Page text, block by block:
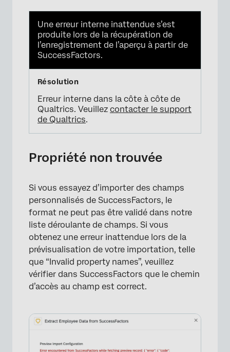
Une erreur interne inattendue s’est
produite lors de la récupération de
l’enregistrement de l’aperçu à partir de
SuccessFactors.
Erreur interne dans la côte à côte de
Qualtrics. Veuillez contacter le support
de Qualtrics.
Propriété non trouvée
Si vous essayez d’importer des champs
personnalisés de SuccessFactors, le
format ne peut pas être validé dans notre
liste déroulante de champs. Si vous
obtenez une erreur inattendue lors de la
prévisualisation de votre importation, telle
que “Invalid property names”, veuillez
vérifier dans SuccessFactors que le chemin
d’accès au champ est correct.